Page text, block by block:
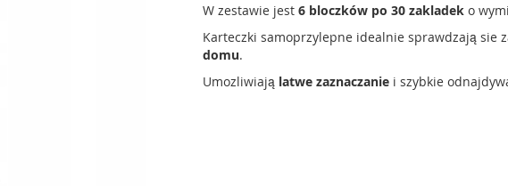
W zestawie jest 6 bloczków po 30 zakladek o
Karteczki samoprzylepne idealnie sprawdzają sie
domu.
Umozliwiają latwe zaznaczanie i szybkie